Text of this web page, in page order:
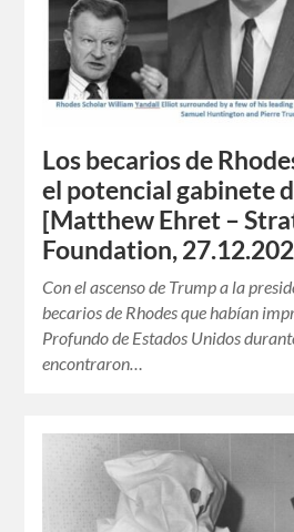
Los becarios de
el potencial gabinete
[Matthew Ehret –
Foundation,
Con el ascenso de Trump a la
becarios de Rhodes que habían
Profundo de Estados Unidos
encontraron…